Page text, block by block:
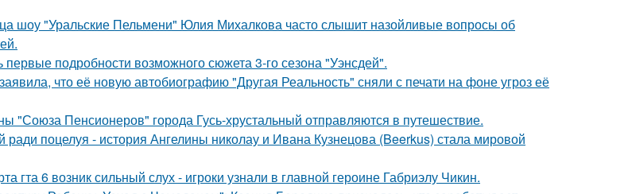
шоу "Уральские Пельмени" Юлия Михалкова часто слышит назойливые вопросы об
первые подробности возможного сюжета 3-го сезона "Уэнсдей".
что её новую автобиографию "Другая Реальность" сняли с печати на фоне угроз её
"Союза Пенсионеров" города Гусь-хрустальный отправляются в путешествие.
ради поцелуя - история Ангелины николау и Ивана Кузнецова (Beerkus) стала мировой
гта 6 возник сильный слух - игроки узнали в главной героине Габриэлу Чикин.